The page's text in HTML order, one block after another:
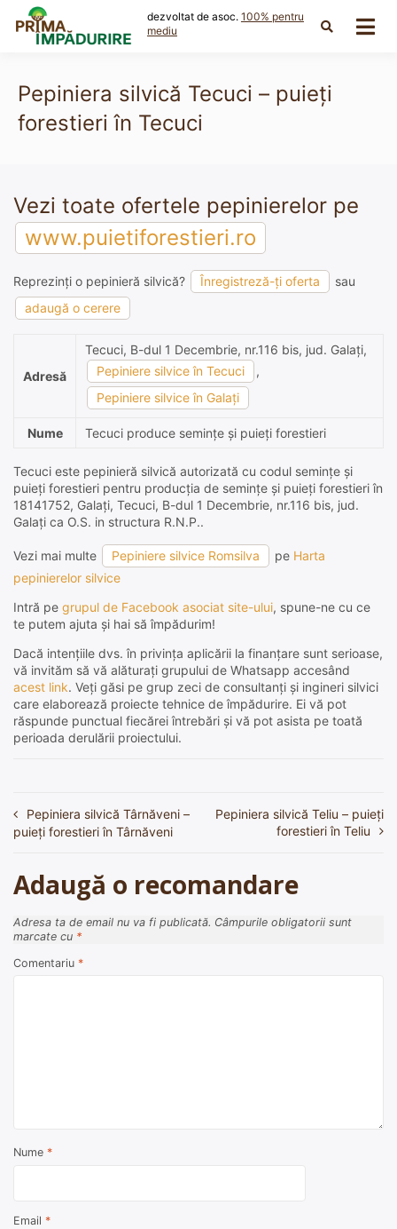
content
dezvoltat de asoc. 100% pentru
mediu
Pepiniera silvică Tecuci – puieți
forestieri în Tecuci
Vezi toate ofertele pepinierelor pe
www.puietiforestieri.ro
Reprezinți o pepinieră silvică? Înregistreză-ți oferta
sau
adaugă o cerere
Adresă
Tecuci, B-dul 1 Decembrie, nr.116 bis, jud. Galaţi,
Pepiniere silvice în Tecuci
,
Pepiniere silvice în Galaţi
Nume Tecuci produce semințe și puieți forestieri
Tecuci este pepinieră silvică autorizată cu codul semințe și
puieți forestieri pentru producția de semințe și puieți forestieri în
18141752, Galaţi, Tecuci, B-dul 1 Decembrie, nr.116 bis, jud.
Galaţi ca O.S. in structura R.N.P..
Vezi mai multe Pepiniere silvice Romsilva pe Harta
pepinierelor silvice
Intră pe grupul de Facebook asociat site-ului, spune-ne cu ce
te putem ajuta și hai să împădurim!
Dacă intențiile dvs. în privința aplicării la finanțare sunt serioase,
vă invităm să vă alăturați grupului de Whatsapp accesând
acest link. Veți găsi pe grup zeci de consultanți și ingineri silvici
care elaborează proiecte tehnice de împădurire. Ei vă pot
răspunde punctual fiecărei întrebări și vă pot asista pe toată
perioada derulării proiectului.
Navigare
articole
Pepiniera silvică Târnăveni –
puieți forestieri în Târnăveni
Pepiniera silvică Teliu – puieți
forestieri în Teliu
Adaugă o recomandare
Adresa ta de email nu va fi publicată. Câmpurile obligatorii sunt
marcate cu *
Comentariu *
Nume *
Email *